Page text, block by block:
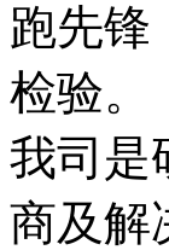
跑先锋
检验。
我司是
商及解